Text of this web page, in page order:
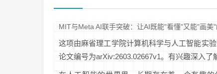
MIT与Meta AI联手突破：让AI既能"看懂"又能"画美
这项由麻省理工学院计算机科学与人工智能实
论文编号为arXiv:2603.02667v1。有兴趣深入了